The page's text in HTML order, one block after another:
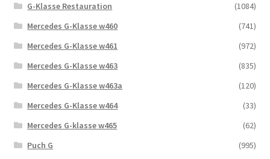
G-Klasse Restauration
(1084)
Mercedes G-Klasse w460
(741)
Mercedes G-Klasse w461
(972)
Mercedes G-Klasse w463
(835)
Mercedes G-Klasse w463a
(120)
Mercedes G-Klasse w464
(33)
Mercedes G-klasse w465
(62)
Puch G
(995)